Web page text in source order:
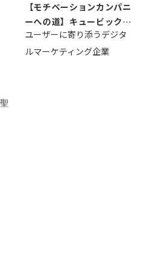
【モチベーションカンパニ
ーへの道】キュービック代
表取締役CE...
ユーザーに寄り添うデジタ
ルマーケティング企業